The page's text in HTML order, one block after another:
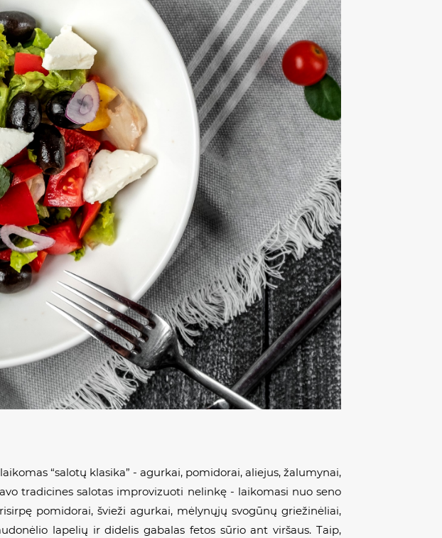
“salotų klasika” - agurkai, pomidorai, aliejus, žalumynai,
tradicines salotas improvizuoti nelinkę - laikomasi nuo seno
pomidorai, švieži agurkai, mėlynųjų svogūnų griežinėliai,
lapelių ir didelis gabalas fetos sūrio ant viršaus. Taip,